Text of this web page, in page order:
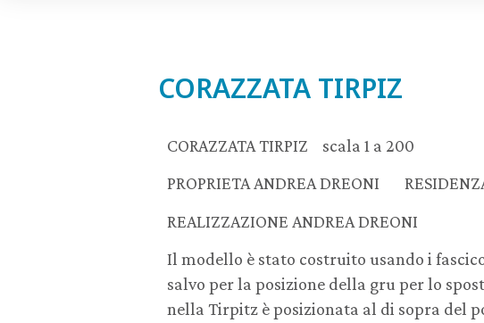
CORAZZATA TIRPIZ
CORAZZATA TIRPIZ scala 1 a 200
PROPRIETA ANDREA DREONI
REALIZZAZIONE ANDREA DREONI
Il modello è stato costruito usando i
salvo per la posizione della gru per lo
nella Tirpitz è posizionata al di sopra del